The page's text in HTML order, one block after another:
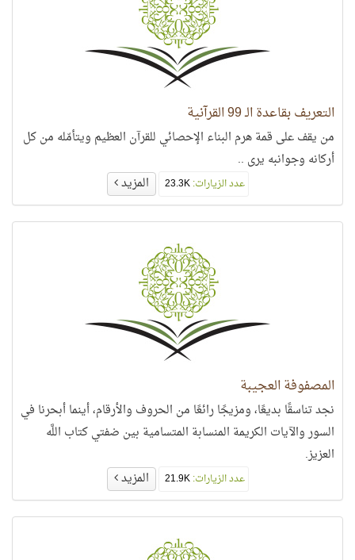
التعريف بقاعدة الـ 99 القرآنية
من يقف على قمة هرم البناء الإحصائي للقرآن العظيم ويتأمّله من كل
أركانه وجوانبه يرى ..
عدد الزيارات:23.3K المزيد
المصفوفة العجيبة
نجد تناسقًا بديعًا، ومزيجًا رائعًا من الحروف والأرقام، أينما أبحرنا في
السور والآيات الكريمة المنسابة المتسامية بين ضفتي كتاب اللَّه
العزيز.
عدد الزيارات:21.9K المزيد